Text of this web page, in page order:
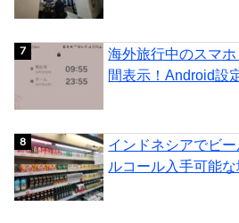
海外旅行中のスマ
間表示！Android設
インドネシアでビ
ルコール入手可能